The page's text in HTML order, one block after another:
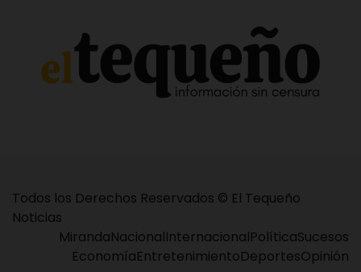
Todos los Derechos Reservados © El Tequeño
Noticias
MirandaNacionalInternacionalPolíticaSucesos
EconomíaEntretenimientoDeportesOpinión